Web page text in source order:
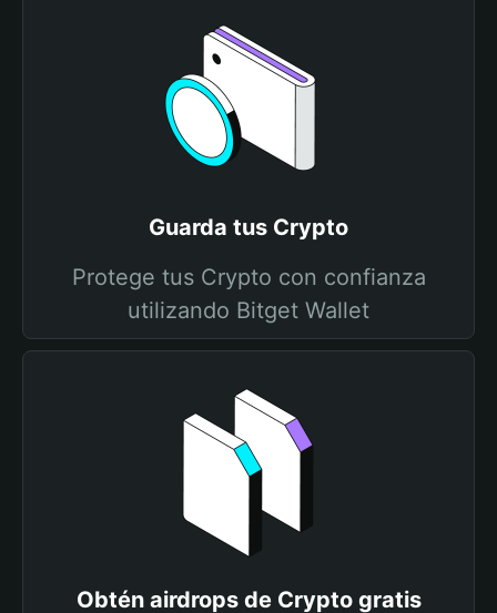
Guarda tus Crypto
Protege tus Crypto con confianza
utilizando Bitget Wallet
Obtén airdrops de Crypto gratis